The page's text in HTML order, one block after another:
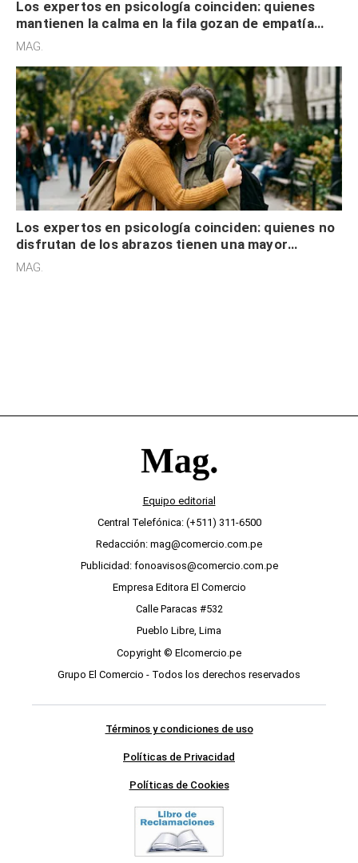
Los expertos en psicología coinciden: quienes
mantienen la calma en la fila gozan de empatía
cognitiva, gratitud y no solo tienen autocontrol
MAG.
Los expertos en psicología coinciden: quienes no
disfrutan de los abrazos tienen una mayor
sensibilidad a los estímulos físicos y no es por
MAG.
Equipo editorial
Central Telefónica: (+511) 311-6500
Redacción: mag@comercio.com.pe
Publicidad: fonoavisos@comercio.com.pe
Empresa Editora El Comercio
Calle Paracas #532
Pueblo Libre, Lima
Copyright © Elcomercio.pe
Grupo El Comercio - Todos los derechos reservados
Términos y condiciones de uso
Políticas de Privacidad
Políticas de Cookies